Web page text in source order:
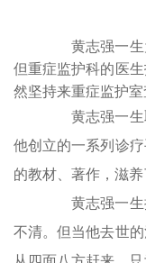
黄志强一生为
但重症监护科的医
然坚持来重症监护室
黄志强一生
他创立的一系列诊
的教材、著作，滋养
黄志强一生
不清。但当他去世